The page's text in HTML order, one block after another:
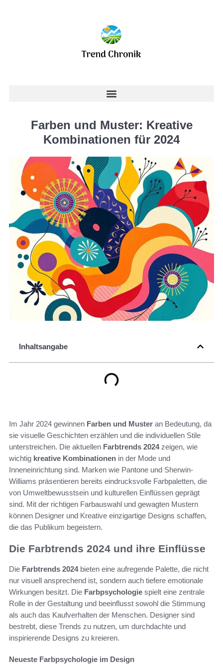
Farben und Muster: Kreative
Kombinationen für 2024
Inhaltsangabe
Im Jahr 2024 gewinnen Farben und Muster an Bedeutung, da
sie visuelle Geschichten erzählen und die individuellen Stile
unterstreichen. Die aktuellen Farbtrends 2024zeigen, wie
wichtig kreative Kombinationen in der Mode und
Inneneinrichtung sind. Marken wie Pantone und Sherwin-
Williams präsentieren bereits eindrucksvolle Farbpaletten, die
von Umweltbewusstsein und kulturellen Einflüssen geprägt
sind. Mit der richtigen Farbauswahl und gewagten Mustern
können Designer und Kreative einzigartige Designs schaffen,
die das Publikum begeistern.
Die Farbtrends 2024 und ihre Einflüsse
Die Farbtrends 2024bieten eine aufregende Palette, die nicht
nur visuell ansprechend ist, sondern auch tiefere emotionale
Wirkungen besitzt. Die Farbpsychologie spielt eine zentrale
Rolle in der Gestaltung und beeinflusst sowohl die Stimmung
als auch das Kaufverhalten der Menschen. Designer sind
bestrebt, diese Trends zu nutzen, um durchdachte und
inspirierende Designs zu kreieren.
Neueste Farbpsychologie im Design